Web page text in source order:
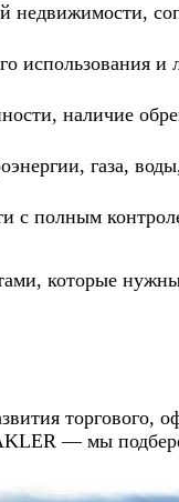
использования и
наличие
газа,
с полным
которые
торгового,
— мы